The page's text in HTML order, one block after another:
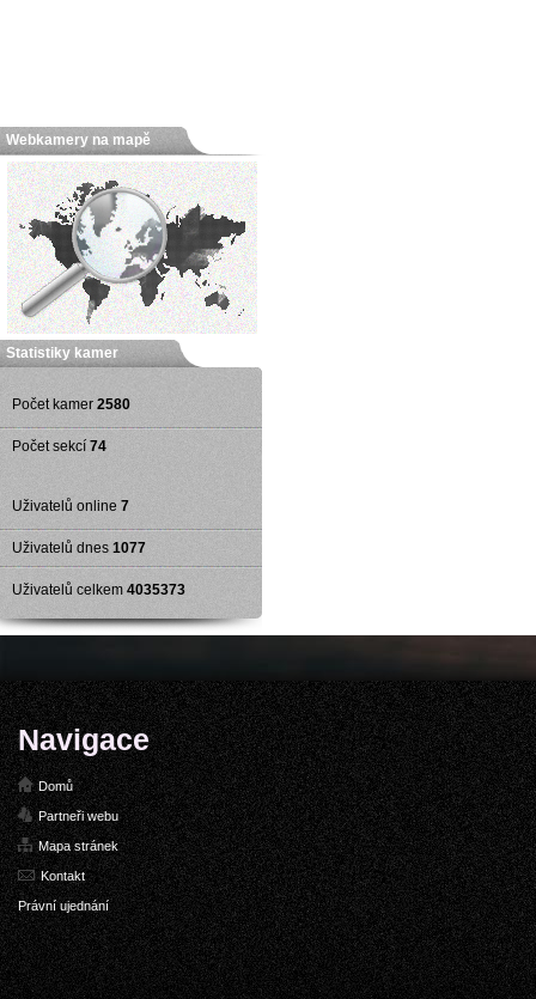
Webkamery na mapě
Statistiky kamer
Počet kamer 2580
Počet sekcí 74
Uživatelů online 7
Uživatelů dnes 1077
Uživatelů celkem 4035373
Navigace
Domů
Partneři webu
Mapa stránek
Kontakt
Právní ujednání